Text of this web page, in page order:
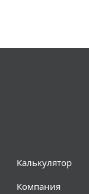
Калькулятор
Компания